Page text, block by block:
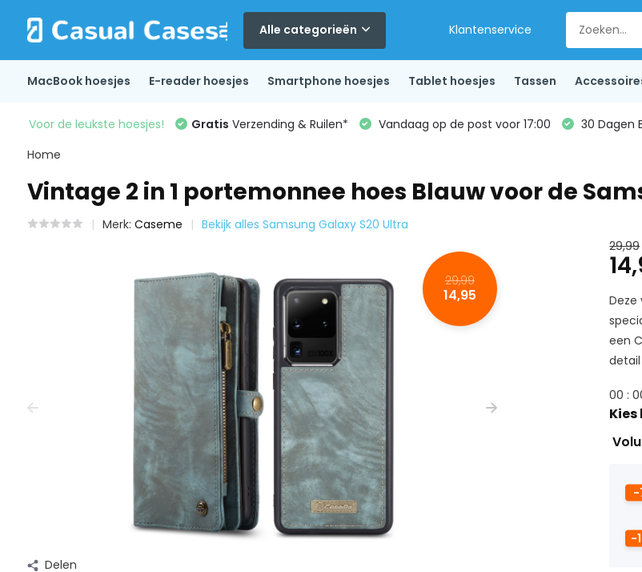
Alle categorieën Klantenservice
MacBook hoesjes E-reader hoesjes Smartphone hoesjes Tablet hoesjes Tassen
Voor de leukste hoesjes! Gratis Verzending & Ruilen* Vandaag op de post voor 17:00
30 Dagen
Home
Vintage 2 in 1 portemonnee hoes Blauw voor de
Merk: Caseme Bekijk alles Samsung Galaxy S20 Ultra
29,99
14,95
Delen
29,99
Deze
een
00 :0
-
-